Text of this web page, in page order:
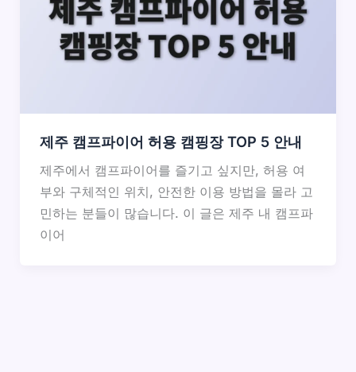
제주 캠프파이어 허용 캠핑장 TOP 5 안내
제주에서 캠프파이어를 즐기고 싶지만, 허용 여
부와 구체적인 위치, 안전한 이용 방법을 몰라 고
민하는 분들이 많습니다. 이 글은 제주 내 캠프파
이어